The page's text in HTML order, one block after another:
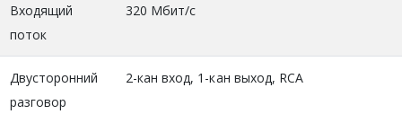
Входящий
поток
320 Мбит/с
Двусторонний
разговор
2-кан вход, 1-кан выход, RCA